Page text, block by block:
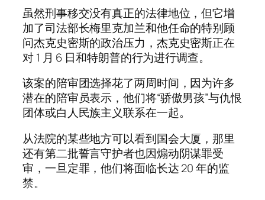
虽然刑事移交没有真正的法律地位，但它增
加了司法部长梅里克加兰和他任命的特别顾
问杰克史密斯的政治压力，杰克史密斯正在
对 1 月 6 日和特朗普的行为进行调查。
该案的陪审团选择花了两周时间，因为许多
潜在的陪审员表示，他们将“骄傲男孩”与仇恨
团体或白人民族主义联系在一起。
从法院的某些地方可以看到国会大厦，那里
还有第二批誓言守护者也因煽动阴谋罪受
审，一旦定罪，他们将面临长达 20 年的监
禁。